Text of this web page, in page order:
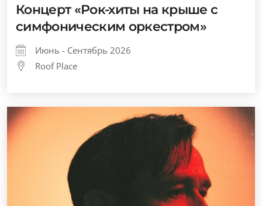
Концерт «Рок-хиты на крыше с
симфоническим оркестром»
Июнь - Сентябрь 2026
Roof Place